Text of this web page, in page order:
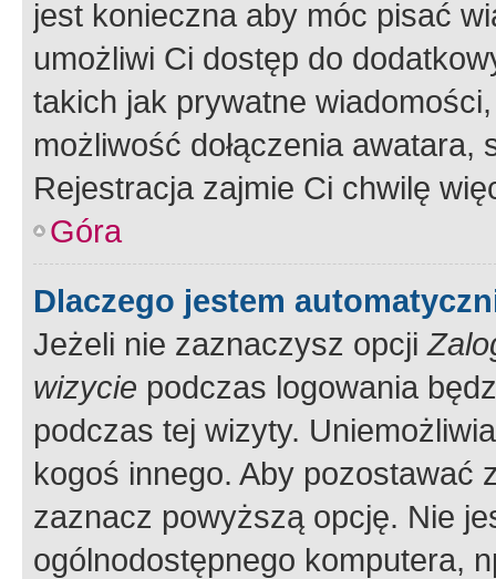
jest konieczna aby móc pisać
umożliwi Ci dostęp do
takich jak prywatne
możliwość dołączenia
Rejestracja zajmie Ci chwilę
Góra
Dlaczego jestem
Jeżeli nie zaznaczysz opcji
wizycie podczas logowania
podczas tej wizyty.
kogoś innego. Aby pozostawać
zaznacz powyższą opcję. Nie
ogólnodostępnego komputera,